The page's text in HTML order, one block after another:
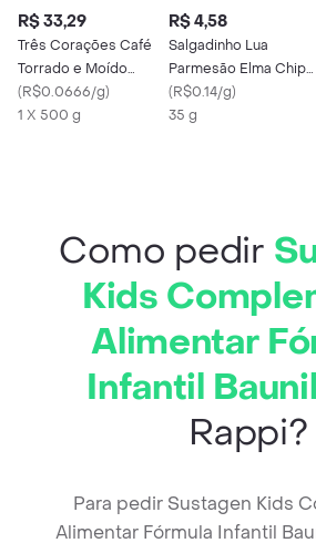
R$ 33,29
Três Corações Café
Torrado e Moído
Tradicional Pacote
500g
(R$0.0666/g)
1 X 500 g
R$ 4,58
Salgadinho Lua
Parmesão Elma Chips
Cheetos 35G
(R$0.14/g)
35 g
Como pedir
Kids
Alimentar
Infantil
Rappi?
Para pedir Sustagen Kids
Alimentar Fórmula Infantil